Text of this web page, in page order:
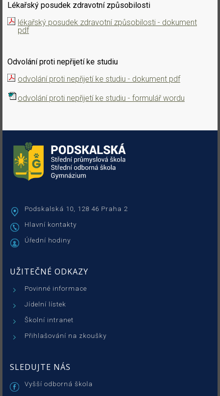
Lékařský posudek zdravotní způsobilosti
lékařský posudek zdravotní způsobilosti - dokument
pdf
Odvolání proti nepřijetí ke studiu
odvolání proti nepřijetí ke studiu - dokument pdf
odvolání proti nepřijetí ke studiu - formulář wordu
Podskalská 10, 128 46 Praha 2
Hlavní kontakty
Úřední hodiny
UŽITEČNÉ ODKAZY
Povinné informace
Jídelní lístek
Školní intranet
Přihlašování na zkoušky
SLEDUJTE NÁS
Vyšší odborná škola